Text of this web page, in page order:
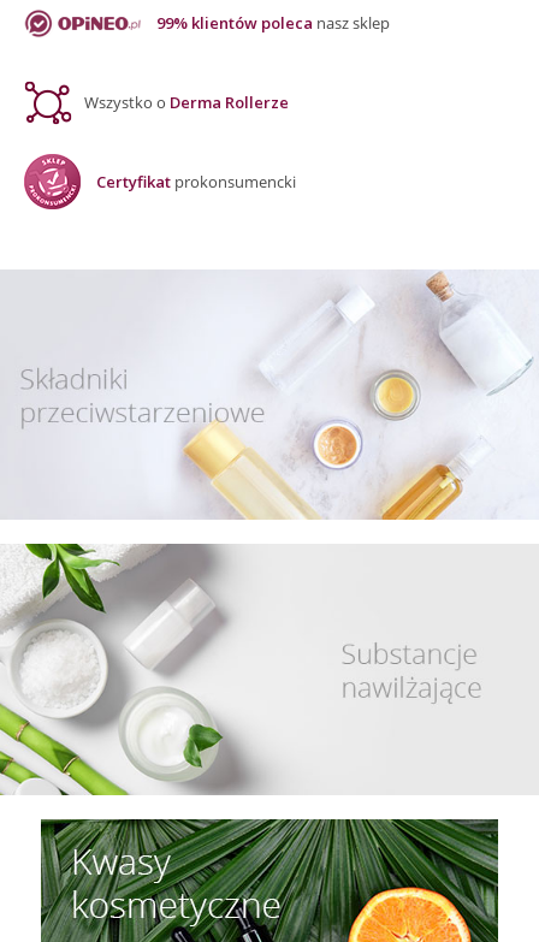
99% klientów poleca nasz sklep
Wszystko o Derma Rollerze
Certyfikat prokonsumencki